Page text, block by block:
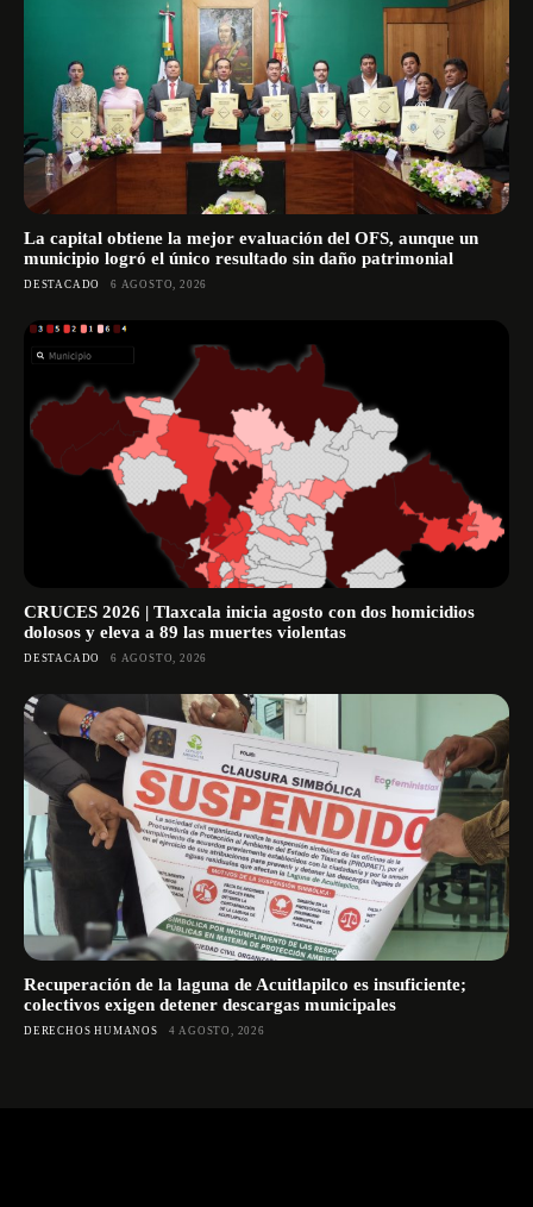
La capital obtiene la mejor evaluación del OFS, aunque un
municipio logró el único resultado sin daño patrimonial
DESTACADO 6 AGOSTO, 2026
CRUCES 2026 | Tlaxcala inicia agosto con dos homicidios
dolosos y eleva a 89 las muertes violentas
DESTACADO 6 AGOSTO, 2026
Recuperación de la laguna de Acuitlapilco es insuficiente;
colectivos exigen detener descargas municipales
DERECHOS HUMANOS 4 AGOSTO, 2026